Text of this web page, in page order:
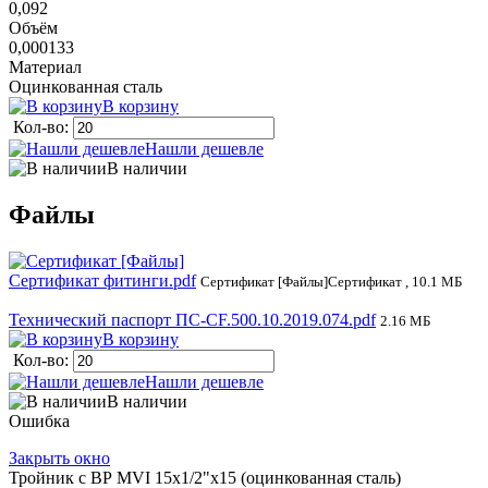
0,092
Объём
0,000133
Материал
Оцинкованная сталь
В корзину
Кол-во:
Нашли дешевле
В наличии
Файлы
Сертификат фитинги.pdf Сертификат [Файлы]Сертификат , 10.1 МБ
Технический паспорт ПС-CF.500.10.2019.074.pdf 2.16 МБ
В корзину
Кол-во:
Нашли дешевле
В наличии
Ошибка
Закрыть окно
Тройник с ВР MVI 15x1/2"x15 (оцинкованная сталь)